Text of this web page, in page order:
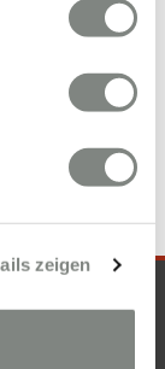
zeigen
Wilhelmsfeld
mieten